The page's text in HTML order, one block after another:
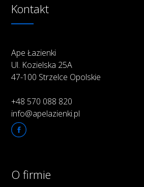
Kontakt
Ape Łazienki
Ul. Kozielska 25A
47-100 Strzelce Opolskie
+48 570 088 820
info@apelazienki.pl
O firmie